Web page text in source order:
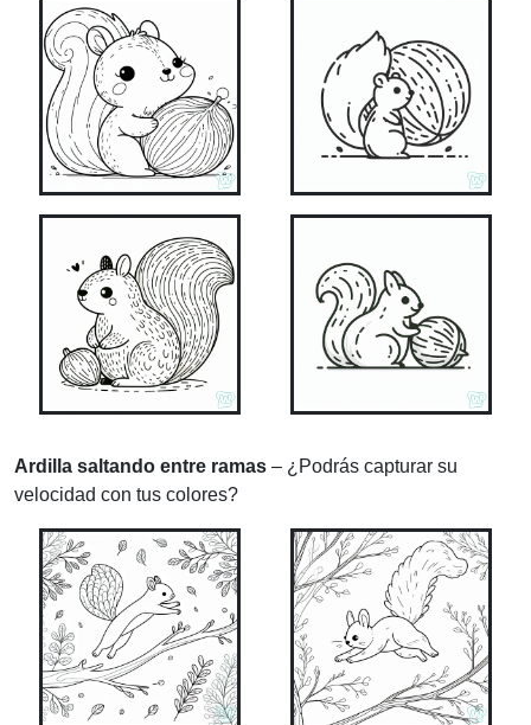
Ardilla saltando entre ramas – ¿Podrás capturar su
velocidad con tus colores?